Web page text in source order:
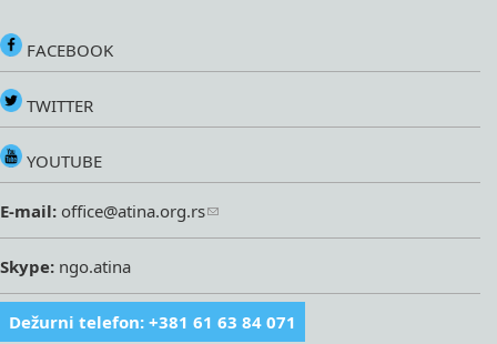
FACEBOOK
TWITTER
YOUTUBE
E-mail: office@atina.org.rs
Skype: ngo.atina
Dežurni telefon: +381 61 63 84 071